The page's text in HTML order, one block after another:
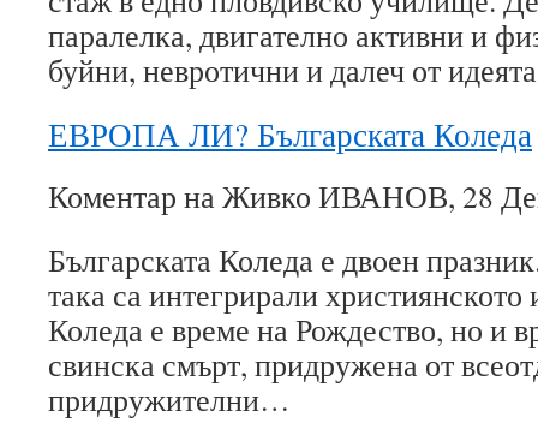
паралелка, двигателно активни и
буйни, невротични и далеч от
ЕВРОПА ЛИ? Българската Коледа
Коментар на Живко ИВАНОВ, 28
Българската Коледа е двоен
така са интегрирали християнското
Коледа е време на Рождество, но и
свинска смърт, придружена от
придружителни…